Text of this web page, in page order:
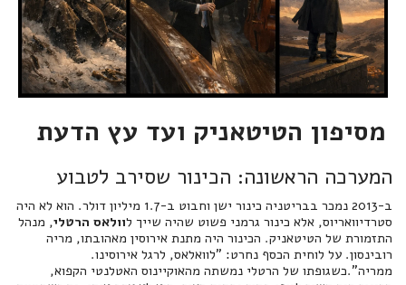
מסיפון הטיטאניק ועד עץ הדעת
המערכה הראשונה: הכינור שסירב לטבוע
ב-2013 נמכר בבריטניה כינור ישן וחבוט ב-1.7 מיליון דולר. הוא לא היה
סטרדיוואריוס, אלא כינור גרמני פשוט שהיה שייך לוולאס הרטלי, מנהל
התזמורת של הטיטאניק. הכינור היה מתנת אירוסין מאהובתו, מריה
רובינסון. על לוחית הכסף נחרט: "לוואלאס, לרגל אירוסינו.
ממריה".כשגופתו של הרטלי נמשתה מהאוקיינוס האטלנטי הקפוא,